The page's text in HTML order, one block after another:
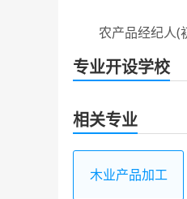
农产品经纪人(初
专业开设学校
相关专业
木业产品加工